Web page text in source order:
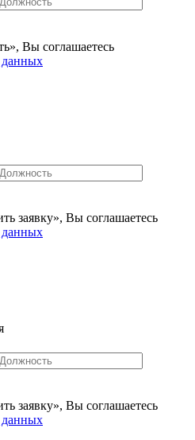
Вы соглашаетесь
данных
заявку», Вы соглашаетесь
данных
заявку», Вы соглашаетесь
данных